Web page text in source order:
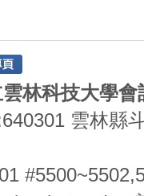
林科技大學
雲林縣